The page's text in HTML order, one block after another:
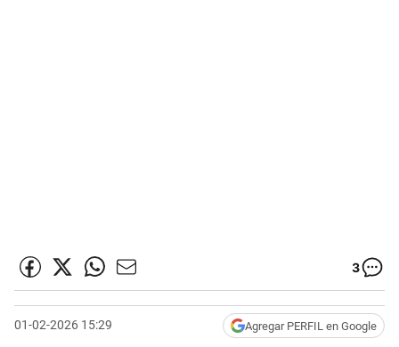
3
01-02-2026 15:29 Agregar PERFIL en Google